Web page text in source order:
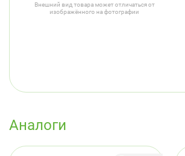
Внешний вид товара может отличаться от
изображённого на фотографии
Аналоги